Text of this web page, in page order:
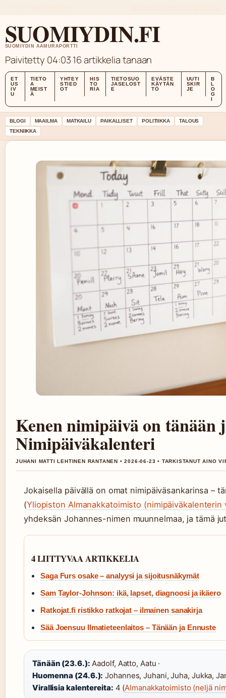
SUOMIYDIN.FI
SUOMIYDIN AAMURAPORTTI
Paivitetty 04:0316 artikkelia tanaan
ET
US
IV
U
TIETO
A
MEIST
Ä
YHTEY
STIED
OT
HIS
TO
RIA
TIETOSUO
JASELOST
E
EVÄSTE
KÄYTÄN
TÖ
UUTI
SKIR
JE
B
L
O
G
I
BLOGI MAAILMA MATKAILU PAIKALLISET POLITIIKKA
TALOUS
TEKNIIKKA
Kenen nimipäivä on tänään
Nimipäiväkalenteri
JUHANI MATTI LEHTINEN RANTANEN • 2026-06-23 • TARKISTANUT AINO
Jokaisella päivällä on omat nimipäiväsankarinsa –
(Yliopiston Almanakkatoimisto (nimipäiväkalenterin
yhdeksän Johannes-nimen muunnelmaa, ja tämä
4 LIITTYVAA ARTIKKELIA
Saga Furs osake – analyysi ja sijoitusnäkymät
Sam Taylor-Johnson: ikä, lapset, diagnoosi ja ikäero
Ratkojat.fi ristikko ratkojat – ilmainen sanakirja
Sää Joensuu Ilmatieteenlaitos – Tänään ja Ennuste
Tänään (23.6.): Aadolf, Aatto, Aatu ·
Huomenna (24.6.): Johannes, Juhani, Juha, Jukka,
Virallisia kalentereita: 4 (Almanakkatoimisto (neljä